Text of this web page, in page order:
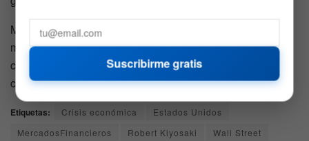
Mientras tanto, miles de inversores siguen atentos a sus
mensajes. Algunos los consideran exagerados. Otros
creen que sus advertencias están empezando a encajar
con el escenario económico actual.
Etiquetas: Crisis económica
Estados Unidos
MercadosFinancieros
Robert Kiyosaki Wall Street
Suscribirme gratis